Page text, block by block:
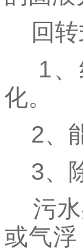
回转
1、
化。
2、
3、
污水
或气